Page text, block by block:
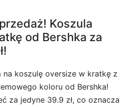
Koszula
od Bershka za
na koszulę oversize w kratkę z
koloru od Bershka!
za jedyne 39.9 zł, co oznacza